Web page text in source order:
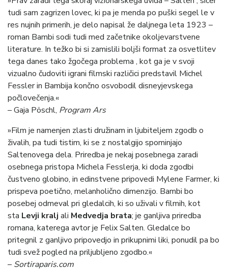
tudi sam zagrizen lovec, ki pa je menda po puški segel le v
res nujnih primerih, je delo napisal že daljnega leta 1923 –
roman Bambi sodi tudi med začetnike okoljevarstvene
literature. In težko bi si zamislili boljši format za osvetlitev
tega danes tako žgočega problema , kot ga je v svoji
vizualno čudoviti igrani filmski različici predstavil Michel
Fessler in Bambija končno osvobodil disneyjevskega
počlovečenja.«
– Gaja Pöschl, Program Ars
»Film je namenjen zlasti družinam in ljubiteljem zgodb o
živalih, pa tudi tistim, ki se z nostalgijo spominjajo
Saltenovega dela. Priredba je nekaj posebnega zaradi
osebnega pristopa Michela Fesslerja, ki doda zgodbi
čustveno globino, in edinstvene pripovedi Mylene Farmer, ki
prispeva poetično, melanholično dimenzijo. Bambi bo
posebej odmeval pri gledalcih, ki so uživali v filmih, kot
sta Levji kralj ali Medvedja brata; je ganljiva priredba
romana, katerega avtor je Felix Salten. Gledalce bo
pritegnil z ganljivo pripovedjo in prikupnimi liki, ponudil pa bo
tudi svež pogled na priljubljeno zgodbo.«
– Sortiraparis.com